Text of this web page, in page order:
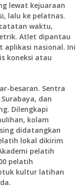
lewat kejuaraan
lalu ke pelatnas.
waktu,
Atlet dipantau
aplikasi nasional. Ini
koneksi atau
besaran. Sentra
dan
Dilengkapi
kolam
didatangkan
lokal dikirim
pelatih
pelatih
kultur latihan